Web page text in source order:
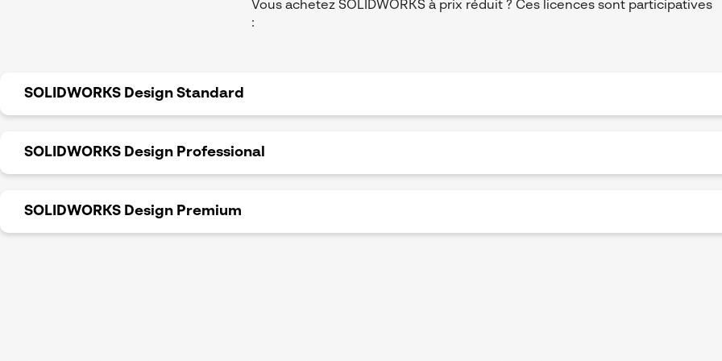
Vous achetez SOLIDWORKS à prix réduit ? Ces licences sont participatives
:
SOLIDWORKS Design Standard
Tout ce dont vous avez besoin pour une conception professionnelle dans un seul package. Concevez
SOLIDWORKS Design Professional
Complétez le programme Professional avec de puissants outils de simulation et d'analyse supplémentaires.
SOLIDWORKS Design Premium